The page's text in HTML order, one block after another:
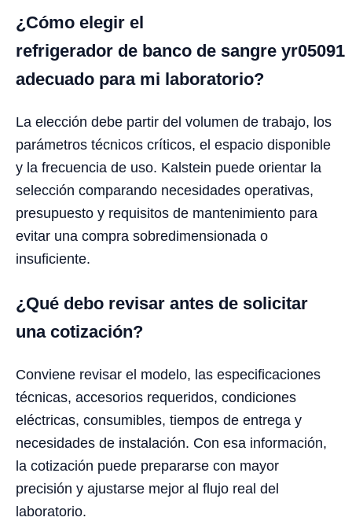
¿Cómo elegir el
refrigerador de banco de sangre yr05091
adecuado para mi laboratorio?
La elección debe partir del volumen de trabajo, los
parámetros técnicos críticos, el espacio disponible
y la frecuencia de uso. Kalstein puede orientar la
selección comparando necesidades operativas,
presupuesto y requisitos de mantenimiento para
evitar una compra sobredimensionada o
insuficiente.
¿Qué debo revisar antes de solicitar
una cotización?
Conviene revisar el modelo, las especificaciones
técnicas, accesorios requeridos, condiciones
eléctricas, consumibles, tiempos de entrega y
necesidades de instalación. Con esa información,
la cotización puede prepararse con mayor
precisión y ajustarse mejor al flujo real del
laboratorio.